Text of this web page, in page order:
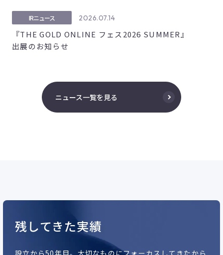
2026.07.14
IRニュース
『THE GOLD ONLINE フェス2026 SUMMER』
出展のお知らせ
ニュース一覧を見る
残してきた実績
設立から50年目。 大切なものにフォーカスしてきたから